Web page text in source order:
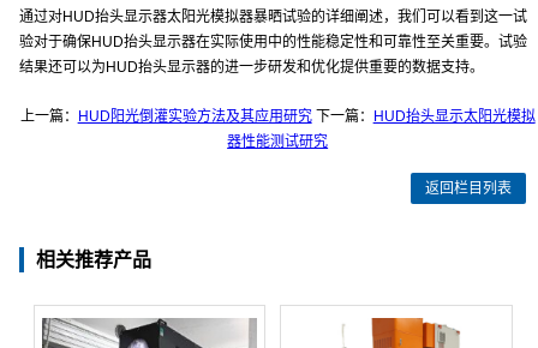
通过对HUD抬头显示器太阳光模拟器暴晒试验的详细阐述，我们可以看到这一试
验对于确保HUD抬头显示器在实际使用中的性能稳定性和可靠性至关重要。试验
结果还可以为HUD抬头显示器的进一步研发和优化提供重要的数据支持。
上一篇： HUD阳光倒灌实验方法及其应用研究下一篇：
HUD抬头显示太阳光模拟
器性能测试研究
返回栏目列表
相关推荐产品